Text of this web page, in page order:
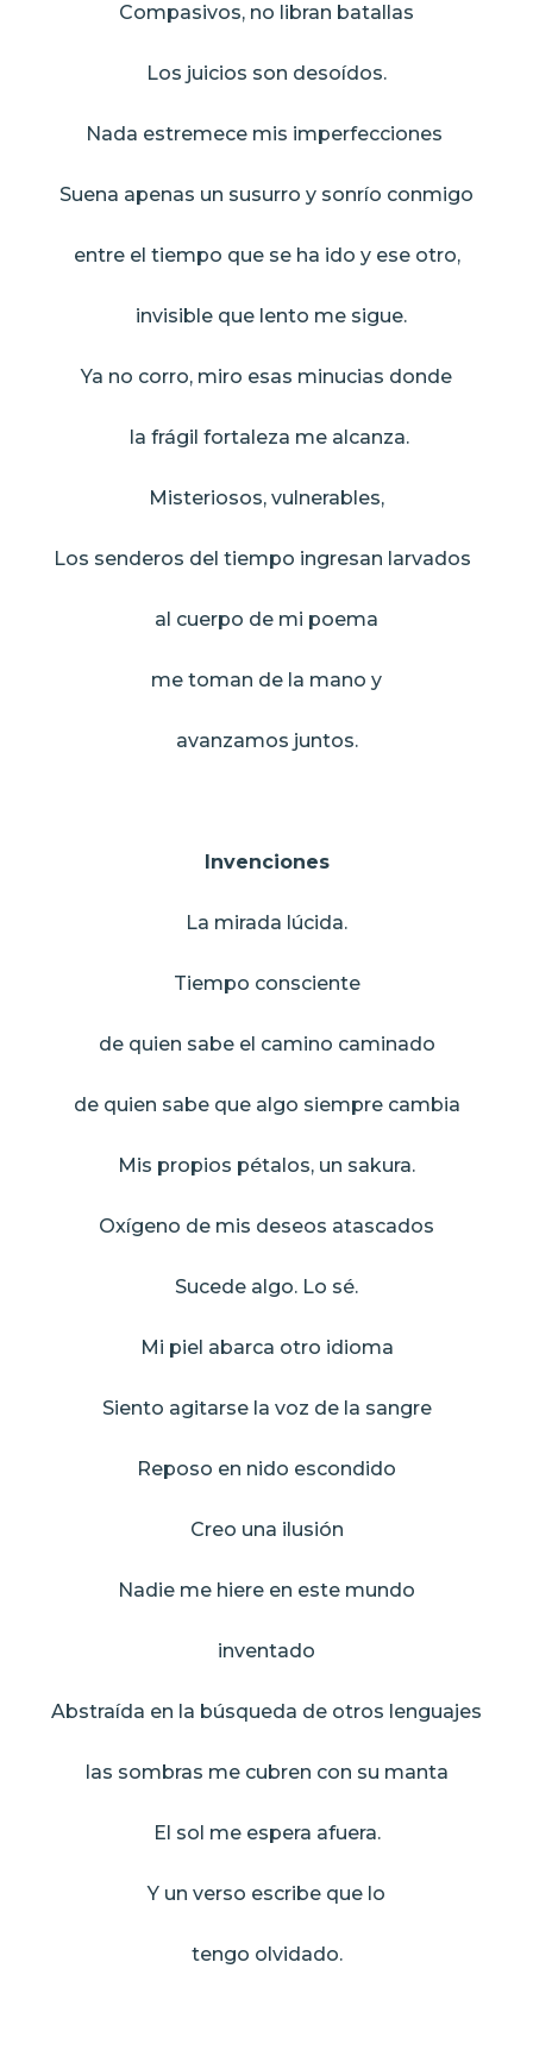
Compasivos, no libran batallas
Los juicios son desoídos.
Nada estremece mis imperfecciones
Suena apenas un susurro y sonrío conmigo
entre el tiempo que se ha ido y ese otro,
invisible que lento me sigue.
Ya no corro, miro esas minucias donde
la frágil fortaleza me alcanza.
Misteriosos, vulnerables,
Los senderos del tiempo ingresan larvados
al cuerpo de mi poema
me toman de la mano y
avanzamos juntos.
Invenciones
La mirada lúcida.
Tiempo consciente
de quien sabe el camino caminado
de quien sabe que algo siempre cambia
Mis propios pétalos, un sakura.
Oxígeno de mis deseos atascados
Sucede algo. Lo sé.
Mi piel abarca otro idioma
Siento agitarse la voz de la sangre
Reposo en nido escondido
Creo una ilusión
Nadie me hiere en este mundo
inventado
Abstraída en la búsqueda de otros lenguajes
las sombras me cubren con su manta
El sol me espera afuera.
Y un verso escribe que lo
tengo olvidado.